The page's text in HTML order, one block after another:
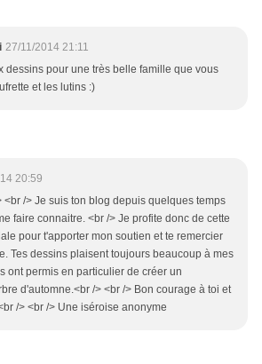
27/11/2014 21:11
dessins pour une très belle famille que vous
et les lutins :)
20:59
<br /> Je suis ton blog depuis quelques temps
faire connaitre. <br /> Je profite donc de cette
pour t'apporter mon soutien et te remercier
Tes dessins plaisent toujours beaucoup à mes
ont permis en particulier de créer un
d'automne.<br /> <br /> Bon courage à toi et
/> <br /> Une iséroise anonyme